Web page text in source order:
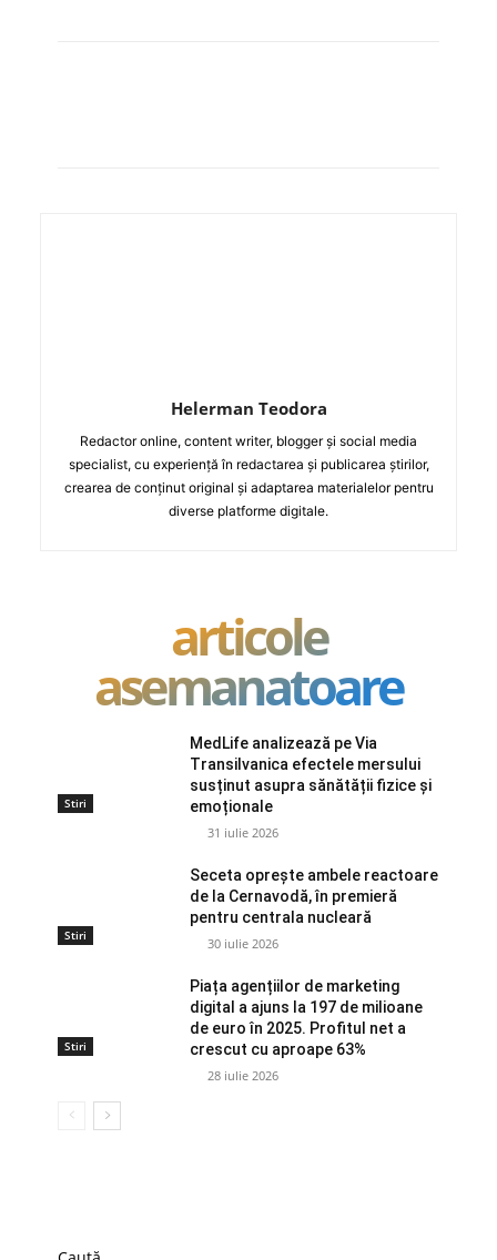
Helerman Teodora
Redactor online, content writer, blogger și social media
specialist, cu experiență în redactarea și publicarea știrilor,
crearea de conținut original și adaptarea materialelor pentru
diverse platforme digitale.
articole
asemanatoare
Stiri
MedLife analizează pe Via
Transilvanica efectele mersului
susținut asupra sănătății fizice și
emoționale
31 iulie 2026
Stiri
Seceta oprește ambele reactoare
de la Cernavodă, în premieră
pentru centrala nucleară
30 iulie 2026
Stiri
Piața agențiilor de marketing
digital a ajuns la 197 de milioane
de euro în 2025. Profitul net a
crescut cu aproape 63%
28 iulie 2026